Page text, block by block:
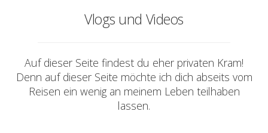
Vlogs und Videos
Auf dieser Seite findest du eher privaten Kram!
Denn auf dieser Seite möchte ich dich abseits vom
Reisen ein wenig an meinem Leben teilhaben
lassen.